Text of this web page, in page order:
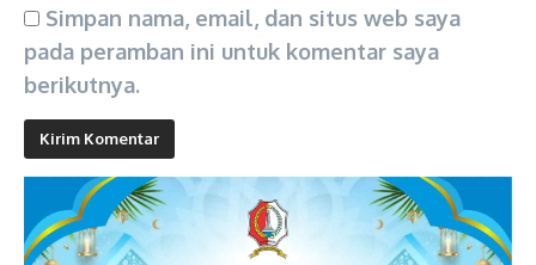
Simpan nama, email, dan situs web saya
pada peramban ini untuk komentar saya
berikutnya.